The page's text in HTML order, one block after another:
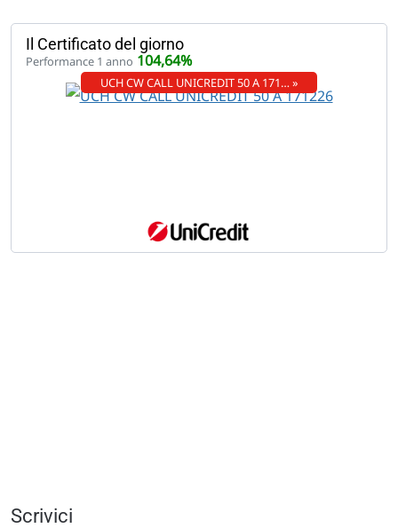
Il Certificato del giorno
Performance 1 anno 104,64%
UCH CW CALL UNICREDIT 50 A 171… »
Scrivici